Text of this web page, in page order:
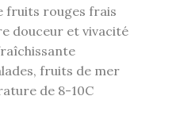
fruits rouges frais
douceur et vivacité
fruits de mer
de 8-10C